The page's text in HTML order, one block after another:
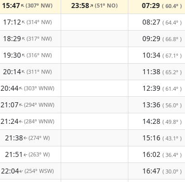
15:47↑(307° NW) 23:58↑(51° NO) 07:29 ( 60.4° )
17:12↑(314° NW) 08:27 ( 64.4° )
18:29↑(317° NW) 09:29 ( 66.8° )
19:30↑(316° NW) 10:34 ( 67.1° )
20:14↑(311° NW) 11:38 ( 65.2° )
20:44↑(303° WNW) 12:39 ( 61.4° )
21:07↑(294° WNW) 13:36 ( 56.0° )
21:24↑(284° WNW) 14:28 ( 49.8° )
21:38↑(274° W) 15:16 ( 43.1° )
21:51 ↑(263° W) 16:02 ( 36.4° )
22:04↑(254° WSW) 16:47 ( 30.0° )